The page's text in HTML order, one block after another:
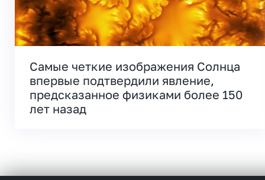
Самые четкие изображения Солнца
впервые подтвердили явление,
предсказанное физиками более 150
лет назад